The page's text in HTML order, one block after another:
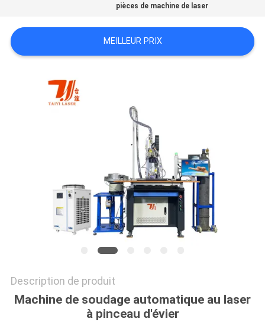
PLAN
pièces de machine de laser
MEILLEUR PRIX
Description de produit
Machine de soudage automatique au laser
à pinceau d'évier